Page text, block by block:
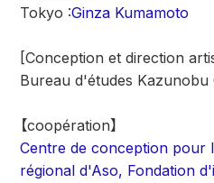
Tokyo :Ginza Kumamoto
[Conception et direction
Bureau d'études Kazunobu
【coopération】
Centre de conception pour
régional d'Aso, Fondation